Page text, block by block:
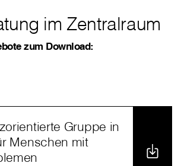
im Zentralraum
zum Download:
Gruppe in
Menschen mit